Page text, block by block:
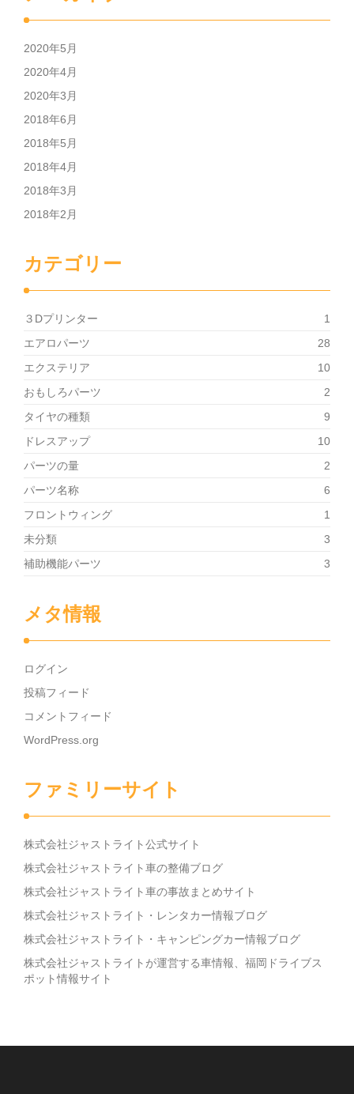
2020年5月
2020年4月
2020年3月
2018年6月
2018年5月
2018年4月
2018年3月
2018年2月
カテゴリー
３Dプリンター
1
エアロパーツ
28
エクステリア
10
おもしろパーツ
2
タイヤの種類
9
ドレスアップ
10
パーツの量
2
パーツ名称
6
フロントウィング
1
未分類
3
補助機能パーツ
3
メタ情報
ログイン
投稿フィード
コメントフィード
WordPress.org
ファミリーサイト
株式会社ジャストライト公式サイト
株式会社ジャストライト車の整備ブログ
株式会社ジャストライト車の事故まとめサイト
株式会社ジャストライト・レンタカー情報ブログ
株式会社ジャストライト・キャンピングカー情報ブログ
株式会社ジャストライトが運営する車情報、福岡ドライブス
ポット情報サイト